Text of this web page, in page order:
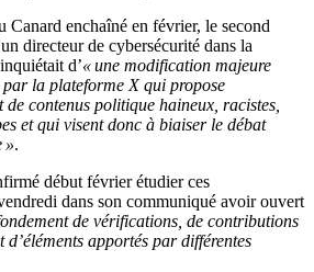
Canard enchaîné en février, le second
directeur de cybersécurité dans la
d’« une modification majeure
la plateforme X qui propose
contenus politique haineux, racistes,
et qui visent donc à biaiser le débat
».
début février étudier ces
dans son communiqué avoir ouvert
de vérifications, de contributions
apportés par différentes